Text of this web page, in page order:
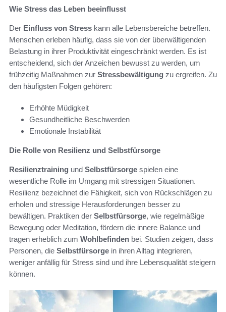
Wie Stress das Leben beeinflusst
Der Einfluss von Stress kann alle Lebensbereiche betreffen.
Menschen erleben häufig, dass sie von der überwältigenden
Belastung in ihrer Produktivität eingeschränkt werden. Es ist
entscheidend, sich der Anzeichen bewusst zu werden, um
frühzeitig Maßnahmen zur Stressbewältigung zu ergreifen. Zu
den häufigsten Folgen gehören:
Erhöhte Müdigkeit
Gesundheitliche Beschwerden
Emotionale Instabilität
Die Rolle von Resilienz und Selbstfürsorge
Resilienztraining und Selbstfürsorge spielen eine
wesentliche Rolle im Umgang mit stressigen Situationen.
Resilienz bezeichnet die Fähigkeit, sich von Rückschlägen zu
erholen und stressige Herausforderungen besser zu
bewältigen. Praktiken der Selbstfürsorge, wie regelmäßige
Bewegung oder Meditation, fördern die innere Balance und
tragen erheblich zum Wohlbefinden bei. Studien zeigen, dass
Personen, die Selbstfürsorge in ihren Alltag integrieren,
weniger anfällig für Stress sind und ihre Lebensqualität steigern
können.